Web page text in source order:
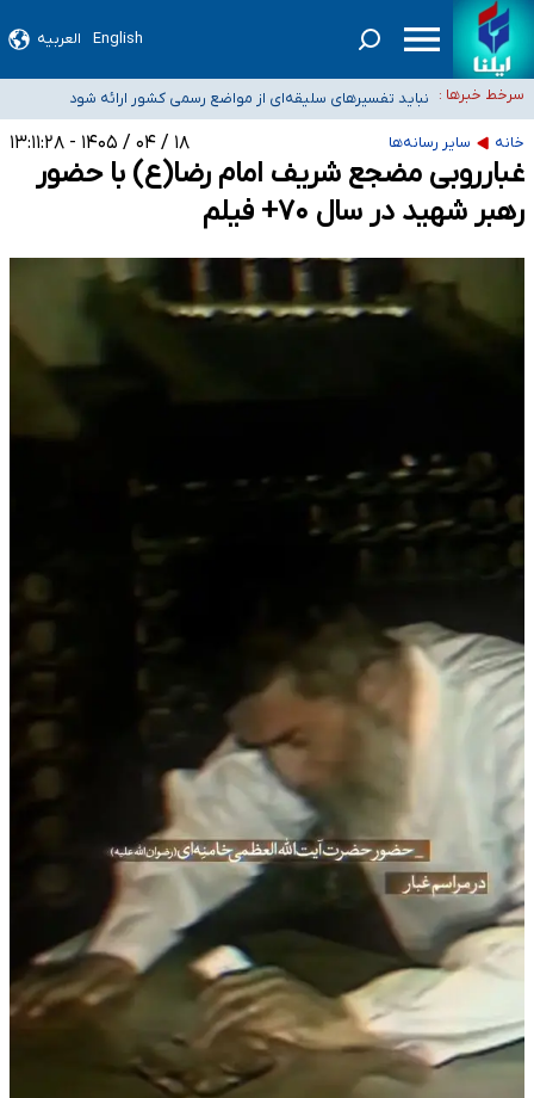
English العربیه
سرخط خبرها :
آمار خودکشی نسبت به سال‌های قبل افزایش نیافته است
دستگیری عامل اصلی حادثه فوت حمیدرضا رجب‌زاده
نباید تفسیرهای سلیقه‌ای از مواضع رسمی کشور ارائه شود
و کشورمان نیست/ نظام سلامت جلوی این رویه را بگیرد
ضرورت آموزش حریم خصوصی در فضای آنلاین در مدارس/ هزینه‌های سنگین
اجتماعی انتشار تصاویر خصوصی برای قربانیان/ سوءاستفاده مجرمان از ترس
رسوایی
خانه سایر رسانه‌ها ۱۸ / ۰۴ / ۱۴۰۵ - ۱۳:۱۱:۲۸
غبارروبی مضجع شریف امام رضا(ع) با حضور
رهبر شهید در سال ۷۰+ فیلم